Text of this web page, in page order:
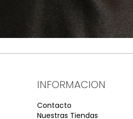
INFORMACION
Contacto
Nuestras Tiendas